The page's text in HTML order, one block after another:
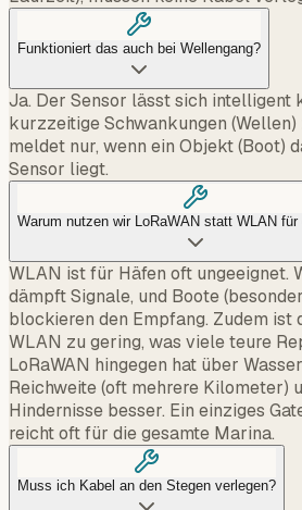
Funktioniert das auch bei Wellengang?
Ja. Der Sensor lässt sich intelligent
kurzzeitige Schwankungen (Wellen)
meldet nur, wenn ein Objekt (Boot)
Sensor liegt.
Warum nutzen wir LoRaWAN statt WLAN für
WLAN ist für Häfen oft ungeeignet.
dämpft Signale, und Boote
blockieren den Empfang. Zudem ist
WLAN zu gering, was viele teure
LoRaWAN hingegen hat über
Reichweite (oft mehrere Kilometer)
Hindernisse besser. Ein einziges
reicht oft für die gesamte Marina.
Muss ich Kabel an den Stegen verlegen?